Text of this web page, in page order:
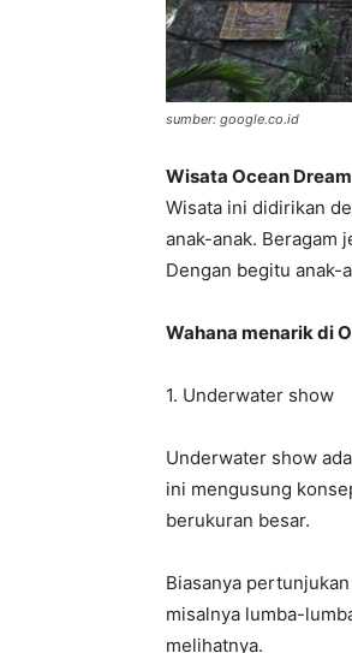
sumber: google.co.id
Wisata Ocean
Wisata ini didirikan
anak-anak. Beragam
Dengan begitu anak-
Wahana menarik di
1. Underwater show
Underwater show
ini mengusung
berukuran besar.
Biasanya
misalnya lumba-
melihatnya.